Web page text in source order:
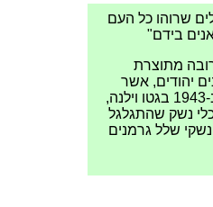
שרוהו כל העם
בידם"
מתוצרת
יהודים, אשר
כתבו את השיר ב-1943 בגטו וילנה,
נשק שהתגלגל
שלל גרמנים